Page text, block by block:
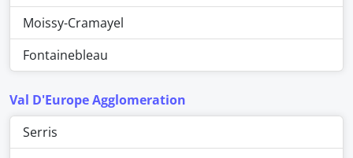
Moissy-Cramayel
Fontainebleau
Val D'Europe Agglomeration
Serris